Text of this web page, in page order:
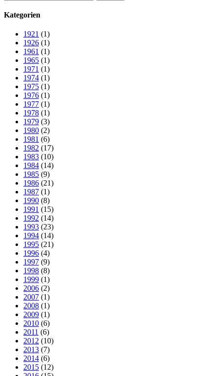
nach:
Kategorien
1921 (1)
1926 (1)
1961 (1)
1965 (1)
1971 (1)
1974 (1)
1975 (1)
1976 (1)
1977 (1)
1978 (1)
1979 (3)
1980 (2)
1981 (6)
1982 (17)
1983 (10)
1984 (14)
1985 (9)
1986 (21)
1987 (1)
1990 (8)
1991 (15)
1992 (14)
1993 (23)
1994 (14)
1995 (21)
1996 (4)
1997 (9)
1998 (8)
1999 (1)
2006 (2)
2007 (1)
2008 (1)
2009 (1)
2010 (6)
2011 (6)
2012 (10)
2013 (7)
2014 (6)
2015 (12)